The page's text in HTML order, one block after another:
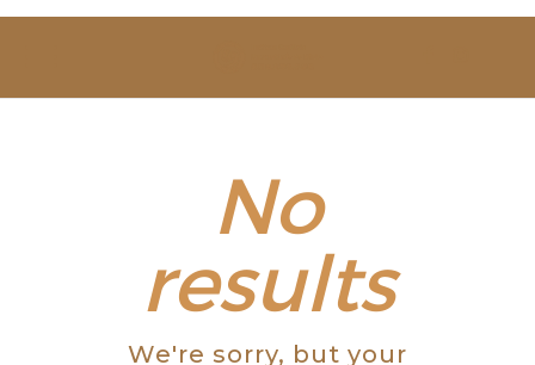
ESTUDAR
NOTÍCIAS
GALERIA
No
results
We're sorry, but your